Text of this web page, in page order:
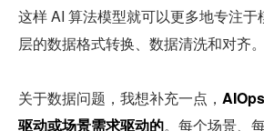
这样 AI 算法模型就可以更多地专注
层的数据格式转换、数据清洗和对齐。
关于数据问题，我想补充一点，
驱动或场景需求驱动的。每个场景、